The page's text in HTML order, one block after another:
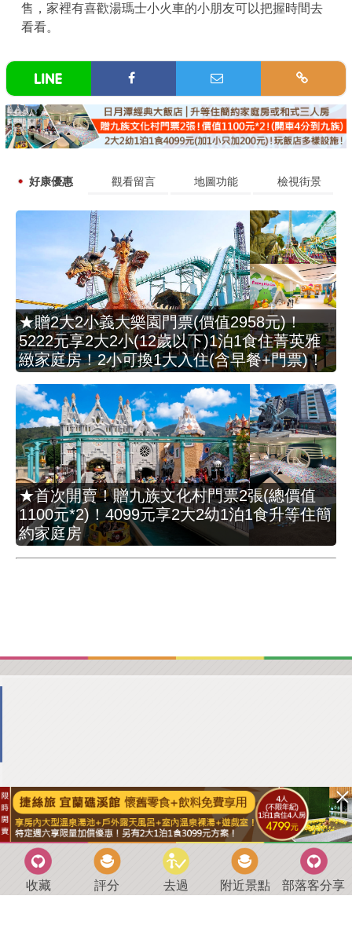
售，家裡有喜歡湯瑪士小火車的小朋友可以把握時間去
看看。
好康優惠 觀看留言 地圖功能 檢視街景
★贈2大2小義大樂園門票(價值2958元)！
5222元享2大2小(12歲以下)1泊1食住菁英雅
緻家庭房！2小可換1大入住(含早餐+門票)！
★首次開賣！贈九族文化村門票2張(總價值
1100元*2)！4099元享2大2幼1泊1食升等住簡
約家庭房
收藏 評分 去過 附近景點 部落客分享